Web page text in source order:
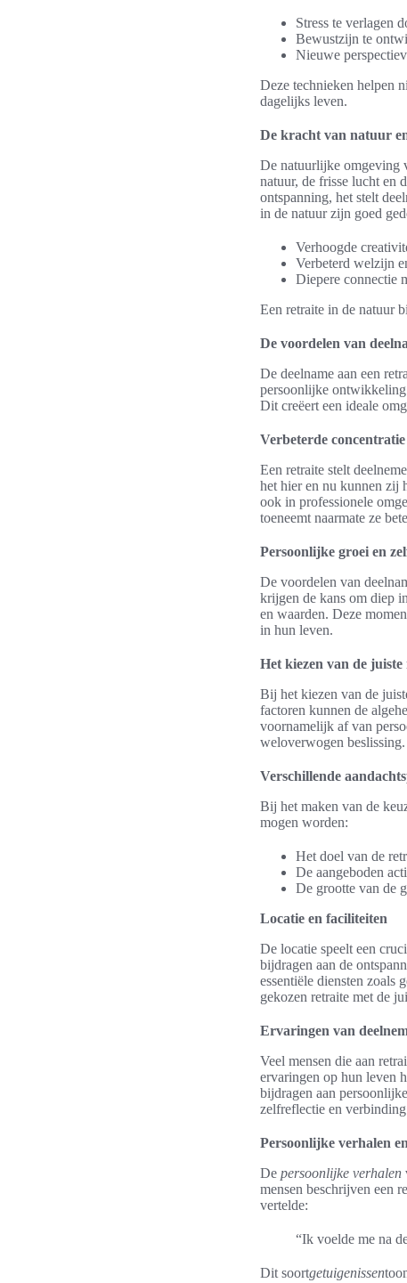
Stress te verlagen
Bewustzijn te
Nieuwe
Deze technieken helpen
dagelijks leven.
De kracht van natuur
De natuurlijke omgeving
natuur, de frisse lucht en
ontspanning, het stelt
in de natuur zijn goed
Verhoogde
Verbeterd welzijn
Diepere connectie
Een retraite in de natuur
De voordelen van
De deelname aan een
persoonlijke
Dit creëert een ideale
Verbeterde concentratie
Een retraite stelt
het hier en nu kunnen zij
ook in professionele
toeneemt naarmate ze
Persoonlijke groei en
De voordelen van
krijgen de kans om diep
en waarden. Deze
in hun leven.
Het kiezen van de
Bij het kiezen van de
factoren kunnen de
voornamelijk af van
weloverwogen beslissing.
Verschillende
Bij het maken van de
mogen worden:
Het doel van de
De aangeboden
De grootte van de
Locatie en faciliteiten
De locatie speelt een
bijdragen aan de
essentiële diensten zoals
gekozen retraite met de
Ervaringen van
Veel mensen die aan
ervaringen op hun leven
bijdragen aan
zelfreflectie en
Persoonlijke verhalen
De persoonlijke verhalen
mensen beschrijven een
vertelde:
“Ik voelde me na
Dit soortgetuigenissen